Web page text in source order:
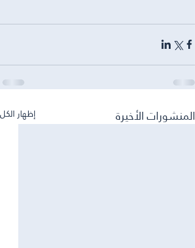
المنشورات الأخيرة إظهار الكل